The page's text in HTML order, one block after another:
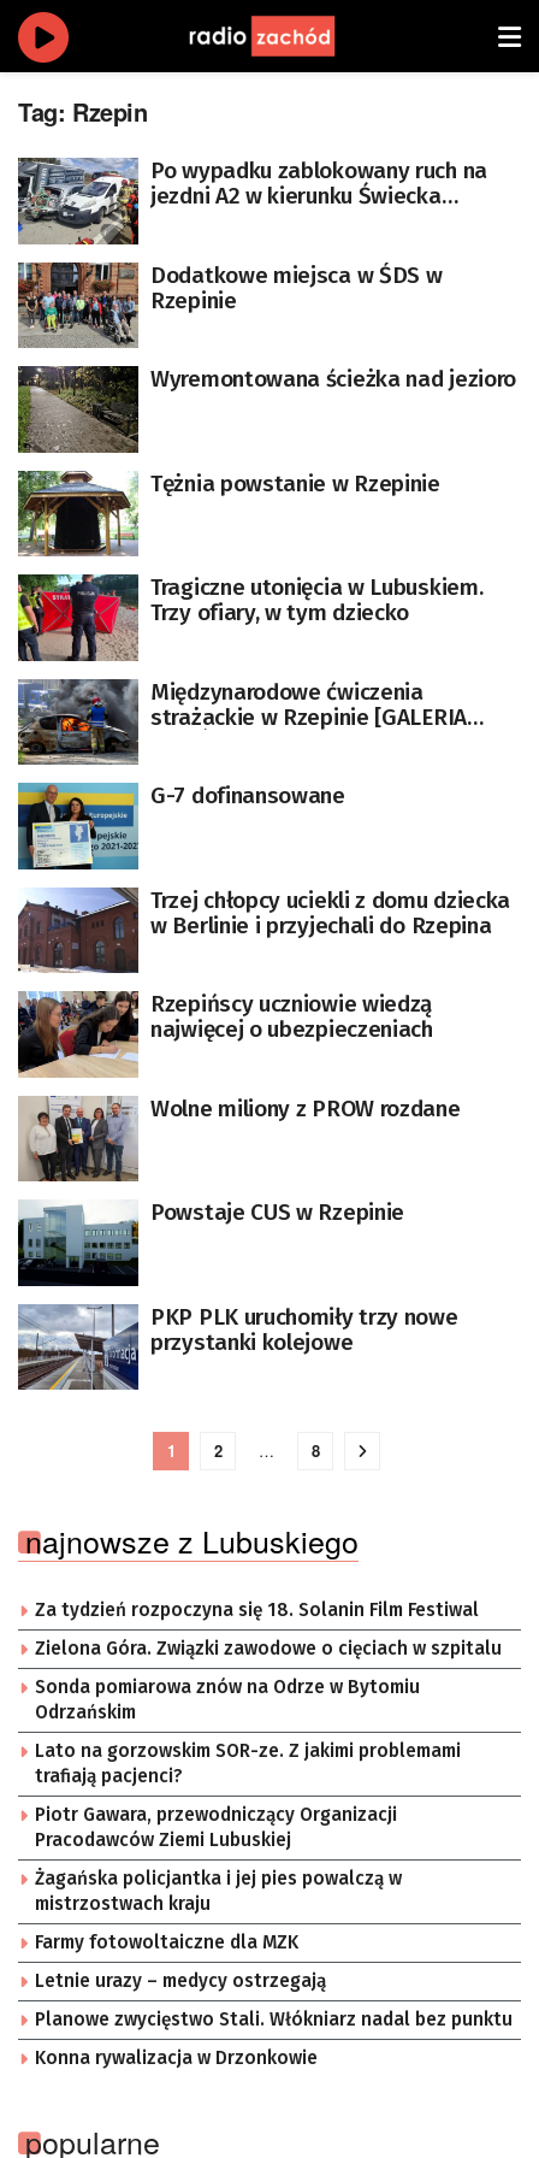
Tag: Rzepin
Po wypadku zablokowany ruch na
jezdni A2 w kierunku Świecka
Dodatkowe miejsca w ŚDS w
Rzepinie
Wyremontowana ścieżka nad jezioro
Tężnia powstanie w Rzepinie
Tragiczne utonięcia w Lubuskiem.
Trzy ofiary, w tym dziecko
Międzynarodowe ćwiczenia
strażackie w Rzepinie [GALERIA
G-7 dofinansowane
Trzej chłopcy uciekli z domu dziecka
w Berlinie i przyjechali do Rzepina
Rzepińscy uczniowie wiedzą
najwięcej o ubezpieczeniach
Wolne miliony z PROW rozdane
Powstaje CUS w Rzepinie
PKP PLK uruchomiły trzy nowe
przystanki kolejowe
1 2 … 8
najnowsze z Lubuskiego
Za tydzień rozpoczyna się 18. Solanin Film Festiwal
Zielona Góra. Związki zawodowe o cięciach w szpitalu
Sonda pomiarowa znów na Odrze w Bytomiu
Odrzańskim
Lato na gorzowskim SOR-ze. Z jakimi problemami
trafiają pacjenci?
Piotr Gawara, przewodniczący Organizacji
Pracodawców Ziemi Lubuskiej
Żagańska policjantka i jej pies powalczą w
mistrzostwach kraju
Farmy fotowoltaiczne dla MZK
Letnie urazy – medycy ostrzegają
Planowe zwycięstwo Stali. Włókniarz nadal bez punktu
Konna rywalizacja w Drzonkowie
popularne